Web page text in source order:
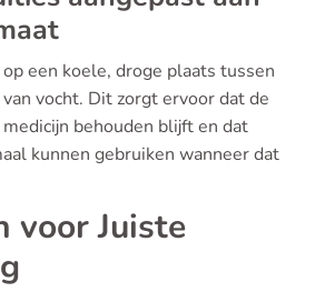
een koele, droge plaats tussen
vocht. Dit zorgt ervoor dat de
behouden blijft en dat
kunnen gebruiken wanneer dat
voor Juiste